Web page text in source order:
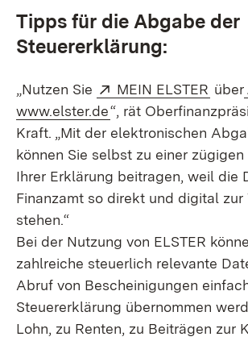
Tipps für die Abgabe der
Steuererklärung:
„Nutzen Sie Extern:
MEIN ELSTER über
www.elster.de(Öffnet in neuem
“, rät
Kraft. „Mit der elektronischen
können Sie selbst zu einer
Ihrer Erklärung beitragen, weil die
Finanzamt so direkt und digital zur
stehen.“
Bei der Nutzung von ELSTER
zahlreiche steuerlich relevante
Abruf von Bescheinigungen
Steuererklärung übernommen
Lohn, zu Renten, zu Beiträgen zur